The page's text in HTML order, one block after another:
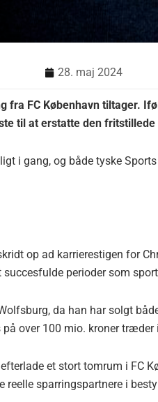
28. maj 2024
FC København tiltager.
til at erstatte den fritstillede
i gang, og både tyske
op ad karrierestigen for
perioder som
da han har solgt
på over 100 mio. kroner
et stort tomrum i FC
sparringspartnere i